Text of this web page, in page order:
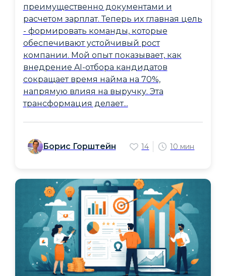
преимущественно документами и
расчетом зарплат. Теперь их главная цель
- формировать команды, которые
обеспечивают устойчивый рост
компании. Мой опыт показывает, как
внедрение AI-отбора кандидатов
сокращает время найма на 70%,
напрямую влияя на выручку. Эта
трансформация делает...
Борис Горштейн 14 10 мин